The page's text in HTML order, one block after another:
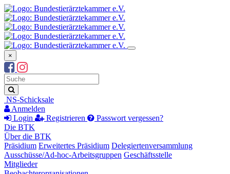
×
Suchbegriff
Suche
NS-Schicksale
Anmelden
Login
Registrieren
Passwort vergessen?
Die BTK
Über die BTK
Präsidium Erweitertes Präsidium Delegiertenversammlung
Ausschüsse/Ad-hoc-Arbeitsgruppen Geschäftsstelle
Mitglieder